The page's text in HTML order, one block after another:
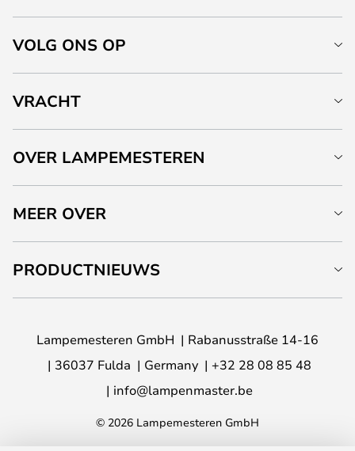
VOLG ONS OP
VRACHT
OVER LAMPEMESTEREN
MEER OVER
PRODUCTNIEUWS
Lampemesteren GmbH
Rabanusstraße 14-16
36037 Fulda
Germany
+32 28 08 85 48
info@lampenmaster.be
© 2026 Lampemesteren GmbH